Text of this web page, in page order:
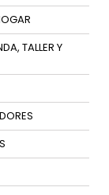
TALLER Y